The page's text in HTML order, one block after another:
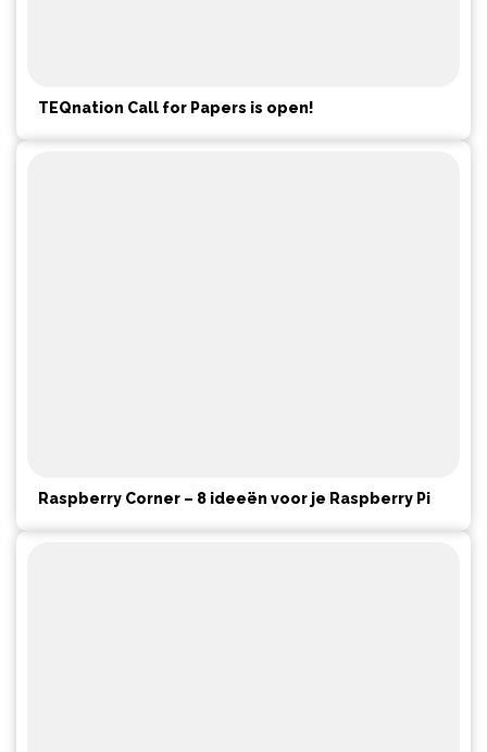
TEQnation Call for Papers is open!
Raspberry Corner – 8 ideeën voor je Raspberry Pi